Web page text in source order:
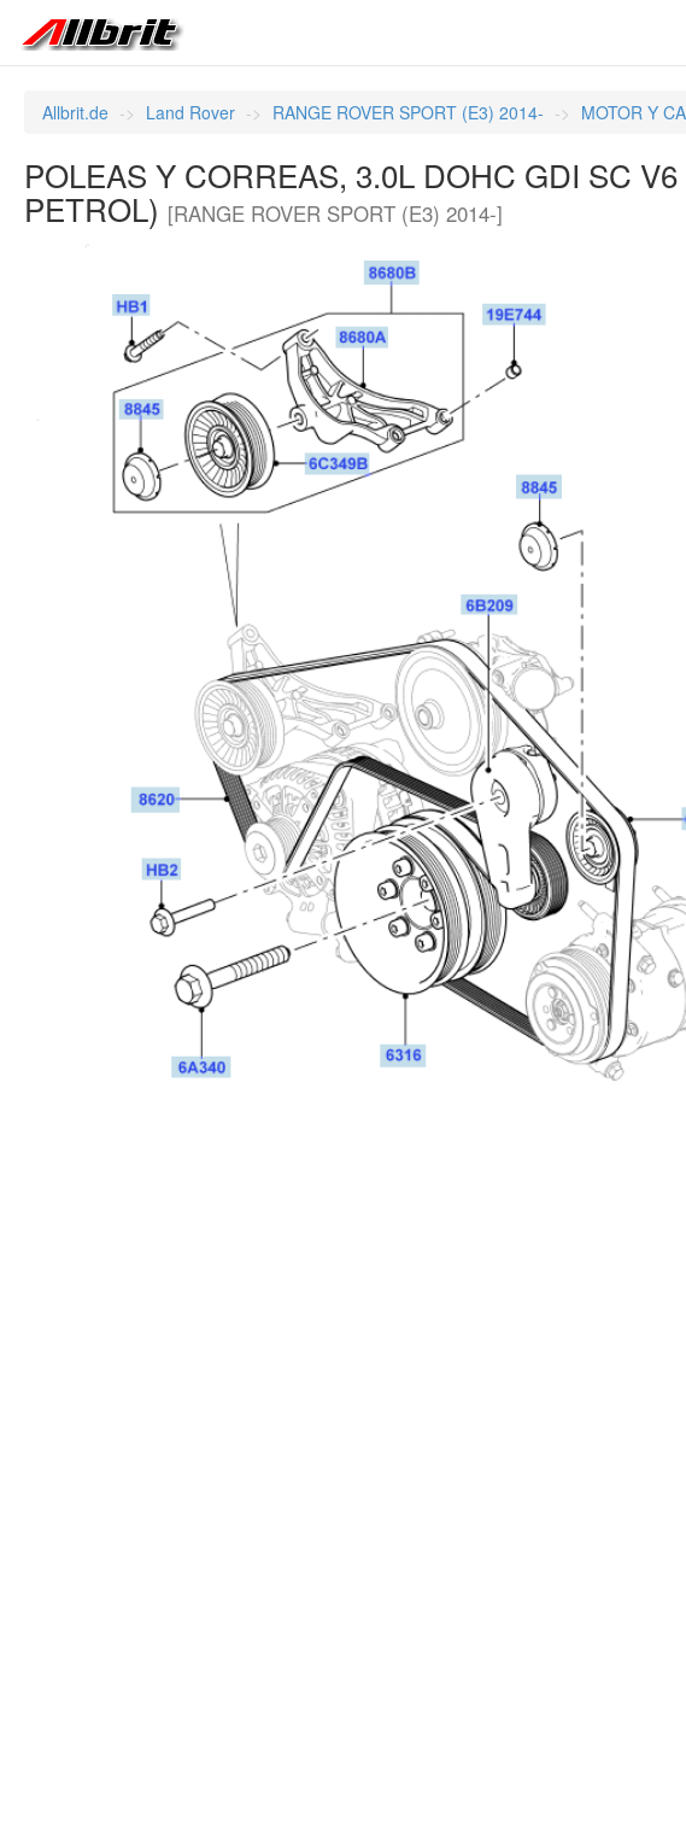
Allbrit.de Land Rover RANGE ROVER SPORT (E3) 2014- MOTOR Y
POLEAS Y CORREAS, 3.0L DOHC GDI SC
PETROL) [RANGE ROVER SPORT (E3) 2014-]